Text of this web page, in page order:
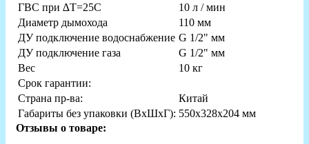
ГВС при ∆Т=25С
10 л / мин
Диаметр дымохода
110 мм
ДУ подключение водоснабжение G 1/2" мм
ДУ подключение газа
G 1/2" мм
Вес
10 кг
Срок гарантии:
Страна пр-ва:
Китай
Габариты без упаковки (ВxШxГ): 550x328x204 мм
Отзывы о товаре: